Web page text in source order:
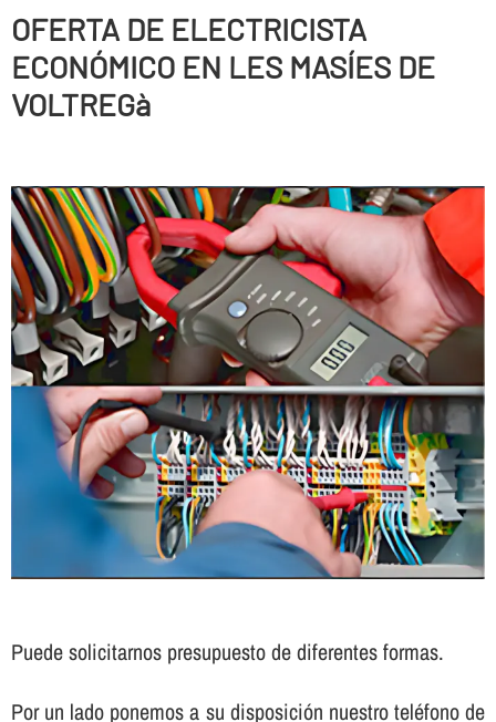
OFERTA DE ELECTRICISTA
ECONÓMICO EN LES MASÍES DE
VOLTREGà
Puede solicitarnos presupuesto de diferentes formas.
Por un lado ponemos a su disposición nuestro teléfono de